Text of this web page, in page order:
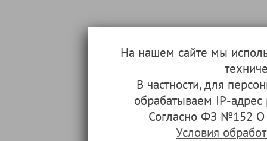
На нашем сайте мы
В частности, для
обрабатываем IP-
Согласно ФЗ №152 О
Условия